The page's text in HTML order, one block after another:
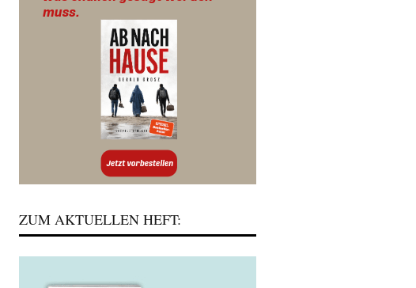
ZUM AKTUELLEN HEFT: